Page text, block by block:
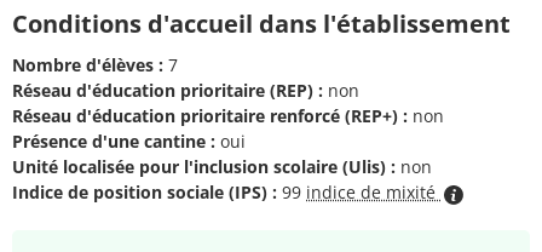
Conditions d'accueil dans l'établissement
Nombre d'élèves : 7
Réseau d'éducation prioritaire (REP) : non
Réseau d'éducation prioritaire renforcé (REP+) : non
Présence d'une cantine : oui
Unité localisée pour l'inclusion scolaire (Ulis) : non
Indice de position sociale (IPS) : 99 indice de mixité